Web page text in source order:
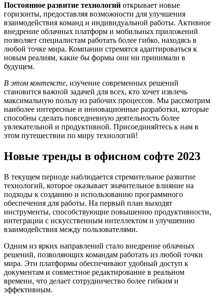
Постоянное развитие технологий открывает новые
горизонты, предоставляя возможности для улучшения
взаимодействия команд и индивидуальной работы. Активное
внедрение облачных платформ и мобильных приложений
позволяет специалистам работать более гибко, находясь в
любой точке мира. Компании стремятся адаптироваться к
новым реалиям, какие бы формы они ни принимали в
будущем.
В этом контексте, изучение современных решений
становится важной задачей для всех, кто хочет извлечь
максимальную пользу из рабочих процессов. Мы рассмотрим
наиболее интересные и инновационные разработки, которые
способны сделать повседневную деятельность более
увлекательной и продуктивной. Присоединяйтесь к нам в
этом путешествии по миру технологий!
Новые тренды в офисном софте 2023
В текущем периоде наблюдается стремительное развитие
технологий, которое оказывает значительное влияние на
подходы к созданию и использованию программного
обеспечения для работы. На первый план выходят
инструменты, способствующие повышению продуктивности,
интеграции с искусственным интеллектом и улучшению
взаимодействия между пользователями.
Одним из ярких направлений стало внедрение облачных
решений, позволяющих командам работать из любой точки
мира. Эти платформы обеспечивают удобный доступ к
документам и совместное редактирование в реальном
времени, что делает сотрудничество более гибким и
эффективным.